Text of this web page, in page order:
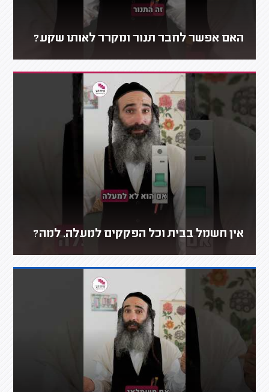
האם אפשר לחבר תנור ומקרר לאותו שקע?
אין חשמל בבית וכל הפקקים למעלה. למה?